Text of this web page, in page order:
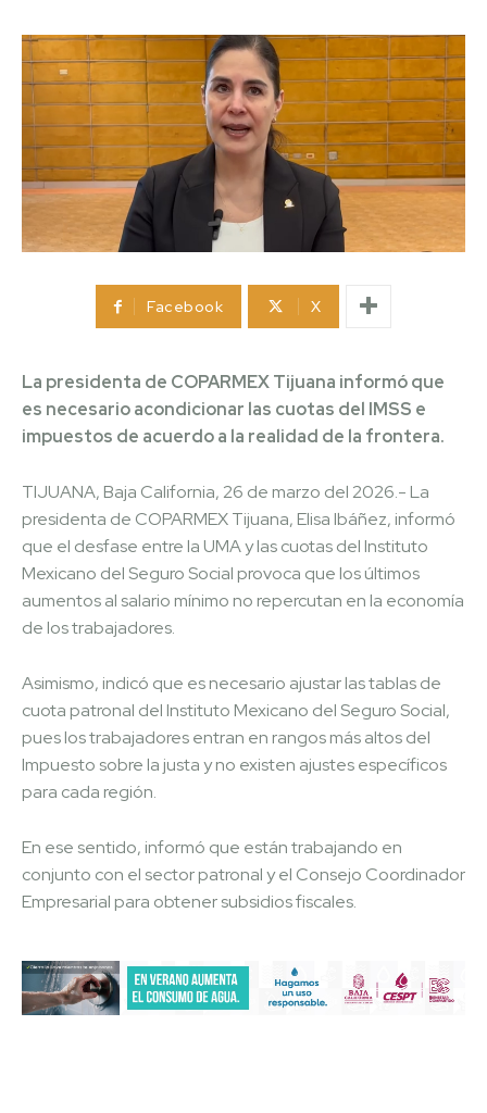
Facebook X
La presidenta de COPARMEX Tijuana informó que
es necesario acondicionar las cuotas del IMSS e
impuestos de acuerdo a la realidad de la frontera.
TIJUANA, Baja California, 26 de marzo del 2026.- La
presidenta de COPARMEX Tijuana, Elisa Ibáñez, informó
que el desfase entre la UMA y las cuotas del Instituto
Mexicano del Seguro Social provoca que los últimos
aumentos al salario mínimo no repercutan en la economía
de los trabajadores.
Asimismo, indicó que es necesario ajustar las tablas de
cuota patronal del Instituto Mexicano del Seguro Social,
pues los trabajadores entran en rangos más altos del
Impuesto sobre la justa y no existen ajustes específicos
para cada región.
En ese sentido, informó que están trabajando en
conjunto con el sector patronal y el Consejo Coordinador
Empresarial para obtener subsidios fiscales.